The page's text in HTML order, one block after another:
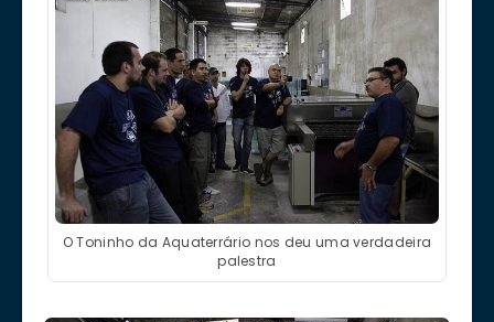
O Toninho da Aquaterrário nos deu uma verdadeira
palestra